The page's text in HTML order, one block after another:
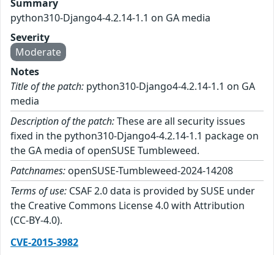
Summary
python310-Django4-4.2.14-1.1 on GA media
Severity
Moderate
Notes
Title of the patch: python310-Django4-4.2.14-1.1 on GA
media
Description of the patch:These are all security issues
fixed in the python310-Django4-4.2.14-1.1 package on
the GA media of openSUSE Tumbleweed.
Patchnames: openSUSE-Tumbleweed-2024-14208
Terms of use: CSAF 2.0 data is provided by SUSE under
the Creative Commons License 4.0 with Attribution
(CC-BY-4.0).
CVE-2015-3982